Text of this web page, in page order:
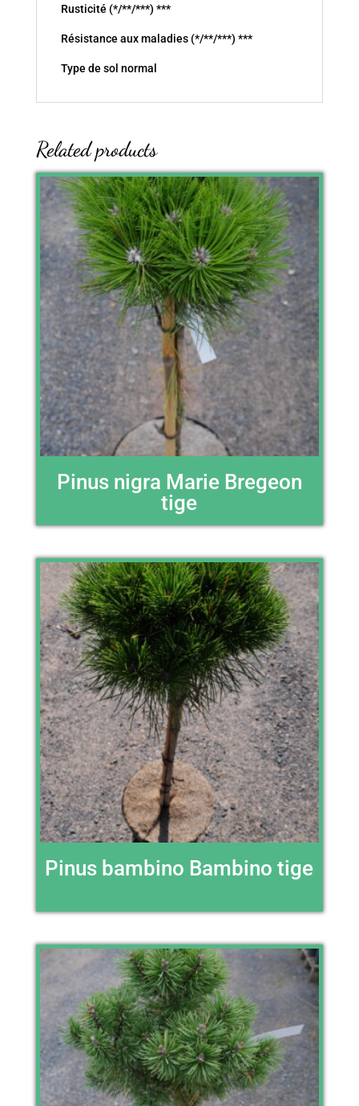
Rusticité (*/**/***) ***
Résistance aux maladies (*/**/***) ***
Type de sol normal
Related products
Pinus nigra Marie Bregeon
tige
Pinus bambino Bambino tige